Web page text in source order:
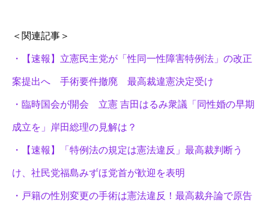
＜関連記事＞
・【速報】立憲民主党が「性同一性障害特例法」の改正
案提出へ 手術要件撤廃 最高裁違憲決定受け
・臨時国会が開会 立憲 吉田はるみ衆議「同性婚の早期
成立を」岸田総理の見解は？
・【速報】「特例法の規定は憲法違反」最高裁判断う
け、社民党福島みずほ党首が歓迎を表明
・戸籍の性別変更の手術は憲法違反！最高裁弁論で原告